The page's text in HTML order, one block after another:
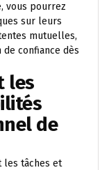
vous pourrez
sur leurs
mutuelles,
confiance dès
les
de
les tâches et